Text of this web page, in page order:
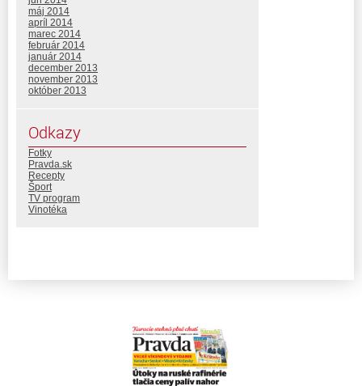
máj 2014
apríl 2014
marec 2014
február 2014
január 2014
december 2013
november 2013
október 2013
Odkazy
Fotky
Pravda.sk
Recepty
Šport
TV program
Vinotéka